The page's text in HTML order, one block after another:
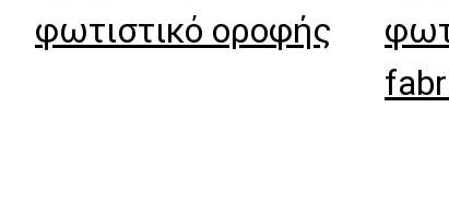
φωτιστικό οροφής